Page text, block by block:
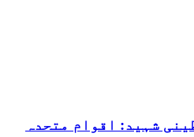
شہید: اقوام متحدہ